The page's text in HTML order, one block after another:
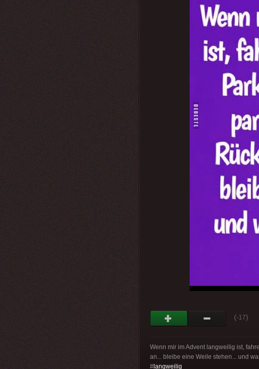
(-17)
Wenn mir im Advent langweilig ist,
an... bleibe eine Weile stehen... und
#langweilig